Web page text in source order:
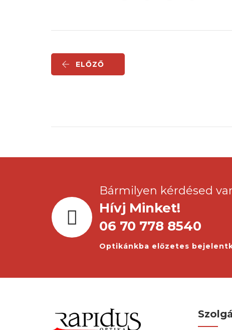
ELŐZŐ
Bármilyen kérdésed
Hívj Minket!
06 70 778 8540
Optikánkba előzetes